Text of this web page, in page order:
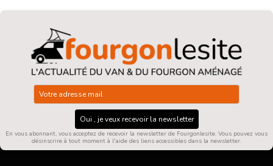
Oui , je veux recevoir la newsletter
En vous abonnant, vous acceptez de recevoir la newsletter de Fourgonlesite. Vous pouvez vous
désinscrire à tout moment à l'aide des liens accessibles dans la newsletter.